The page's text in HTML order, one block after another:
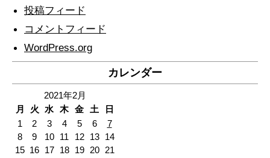
投稿フィード
コメントフィード
WordPress.org
カレンダー
2021年2月
月
火 水 木 金 土
日
1
2 3 4 5 6
7
8
9 10 11 12 13
14
15 16 17 18 19 20
21